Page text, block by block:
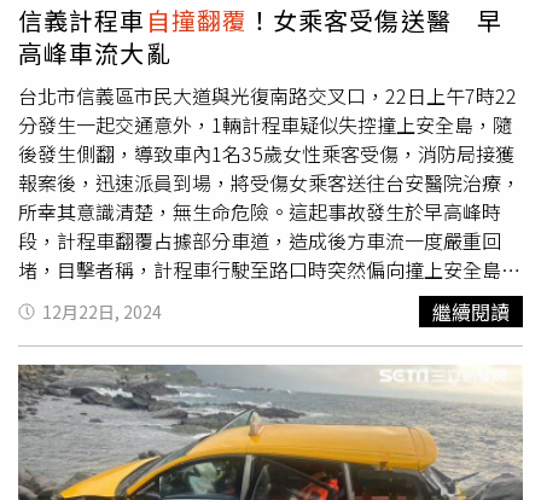
信義計程車 自撞翻覆 ！女乘客受傷送醫 早
高峰車流大亂
台北市信義區市民大道與光復南路交叉口，22日上午7時22
分發生一起交通意外，1輛計程車疑似失控撞上安全島，隨
後發生側翻，導致車內1名35歲女性乘客受傷，消防局接獲
報案後，迅速派員到場，將受傷女乘客送往台安醫院治療，
所幸其意識清楚，無生命危險。這起事故發生於早高峰時
段，計程車翻覆占據部分車道，造成後方車流一度嚴重回
堵，目擊者稱，計程車行駛至路口時突然偏向撞上安全島，
但肇事原因目前尚未明確，警方已介入調查，將釐清是否涉
及駕駛疏失或車輛故障。信義區交通繁忙，加上事故發生在
上班尖峰時段，對交通流量造成較大影響，警方提醒，駕駛
人務必專心駕駛，尤其在交通繁忙的市區路段，更要小心留
意行車狀況，避免發生意外。
12月22日, 2024 繼續閱讀